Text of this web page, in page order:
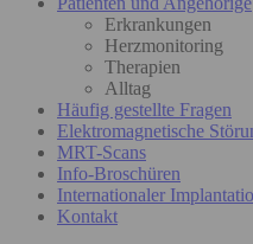
Erkrankungen
Herzmonitoring
Therapien
Alltag
Häufig gestellte Fragen
Elektromagnetische
MRT-Scans
Info-Broschüren
Internationaler
Kontakt